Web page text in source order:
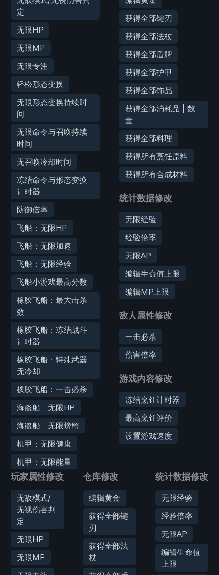
定
无限HP
无限MP
无限专注
轻松形态变换
无限形态变换持续时
间
无限命令与召唤持续
时间
无召唤冷却时间
冻结命令与形态变换
计时器
防御倍率
飞船：无限HP
飞船：无限加速
飞船：无限经验
飞船小游戏最高分数
橡胶飞船：最大击杀
数
橡胶飞船：冻结战斗
计时器
橡胶飞船：特殊武器
无冷却
橡胶飞船：一击必杀
海盗船：无限HP
海盗船：无限螃蟹
机甲：无限健康
机甲：无限能量
获得全部键刃
获得全部法杖
获得全部盾牌
获得全部护甲
获得全部饰品
获得全部消耗品 | 数
量
获得全部料理
获得所有烹饪原料
获得所有合成材料
统计数据修改
无限经验
经验倍率
无限AP
编辑生命值上限
编辑MP上限
敌人属性修改
一击必杀
伤害倍率
游戏内容修改
冻结烹饪计时器
最高烹饪评价
设置游戏速度
玩家属性修改
无敌模式/
无视伤害判
定
无限HP
无限MP
仓库修改
编辑黄金
获得全部键
刃
获得全部法
杖
统计数据修改
无限经验
经验倍率
无限AP
编辑生命值
上限